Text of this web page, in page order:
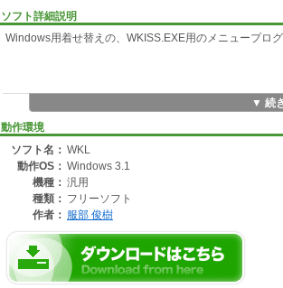
ソフト詳細説明
Windows用着せ替えの、WKISS.EXE用のメニュープロ
▼ 続
動作環境
ソフト名： WKL
動作OS： Windows 3.1
機種： 汎用
種類： フリーソフト
作者： 服部 俊樹